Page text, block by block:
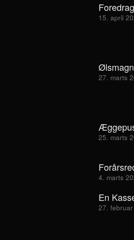
15. april
27. marts
25. marts
4. marts
En
27.